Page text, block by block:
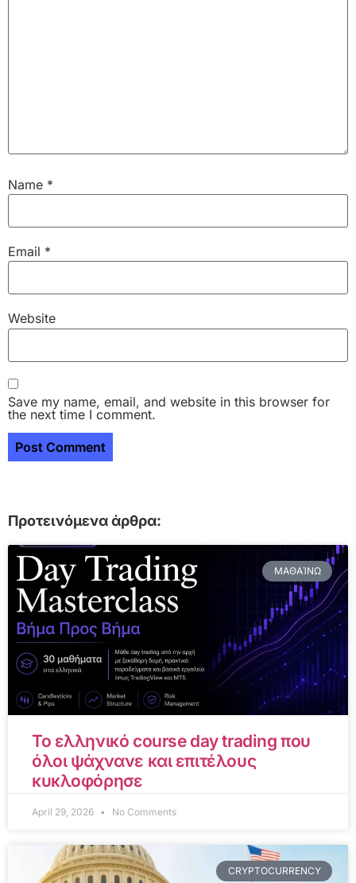
Name *
Email *
Website
Save my name, email, and website in this browser for
the next time I comment.
Προτεινόμενα άρθρα:
ΜΑΘΑΊΝΩ
Το ελληνικό course day trading που
όλοι ψάχνανε και επιτέλους
κυκλοφόρησε
April 29, 2026 No Comments
CRYPTOCURRENCY